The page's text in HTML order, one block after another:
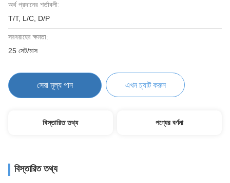
অর্থ প্রদানের শর্তাবলী:
T/T, L/C, D/P
সরবরাহের ক্ষমতা:
25 সেট/মাস
সেরা মূল্য পান এখন চ্যাট করুন
বিস্তারিত তথ্য পণ্যের বর্ণনা
বিস্তারিত তথ্য